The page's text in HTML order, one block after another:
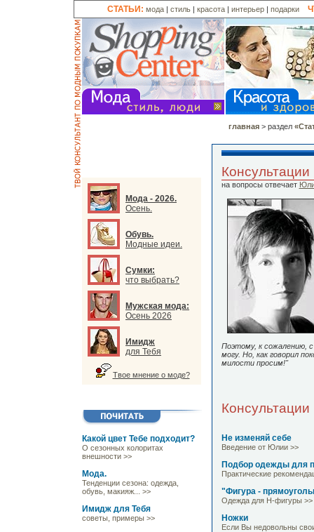
СТАТЬИ: мода | стиль | красота | интерьер | подарки
главная > раздел
Мода - 2026.
Осень.
Обувь.
Модные идеи.
Сумки:
что выбрать?
Мужская мода:
Осень 2026
Имидж
для Тебя
Твое мнение о моде?
Какой цвет Тебе подходит?
О сезонных колоритах
внешности >>
Мода.
Тенденции сезона: одежда,
обувь, макияж... >>
Имидж для Тебя
советы, примеры >>
на вопросы отвечает
Поэтому, к сожалению,
могу. Но, как говорил
милости просим!"
Не изменяй себе
Введение от Юлии >>
Подбор одежды для
Практические
"Фигура -
Одежда для Н-фигуры >>
Ножки
Если Вы недовольны